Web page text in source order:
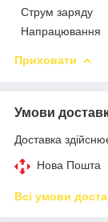
Струм заряду
Напрацювання
Приховати
Умови
Доставка
Нова Пошта
Всі умови